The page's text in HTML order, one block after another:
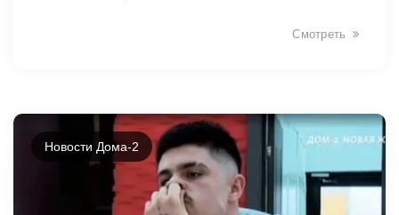
Смотреть
Новости Дома-2